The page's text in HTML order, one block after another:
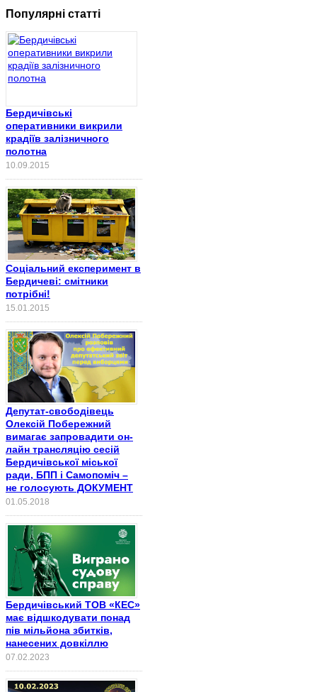
Популярні статті
Бердичівські
оперативники викрили
крадіїв залізничного
полотна
10.09.2015
Соціальний експеримент в
Бердичеві: смітники
потрібні!
15.01.2015
Депутат-свободівець
Олексій Побережний
вимагає запровадити он-
лайн трансляцію сесій
Бердичівської міської
ради, БПП і Самопоміч –
не голосують ДОКУМЕНТ
01.05.2018
Бердичівський ТОВ «КЕС»
має відшкодувати понад
пів мільйона збитків,
нанесених довкіллю
07.02.2023